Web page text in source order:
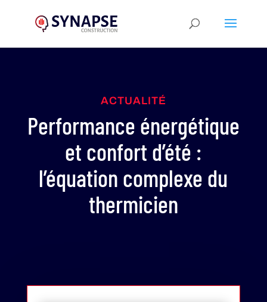
ACTUALITÉ
Performance énergétique
et confort d’été :
l’équation complexe du
thermicien